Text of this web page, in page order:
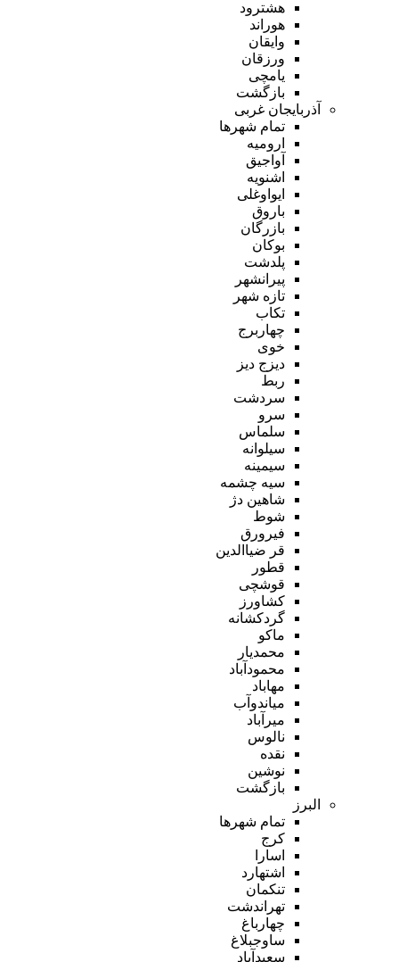
هشترود
هوراند
وایقان
ورزقان
یامچی
بازگشت
آذربایجان غربی
تمام شهر‌ها
ارومیه
آواجیق
اشنویه
ایواوغلی
باروق
بازرگان
بوکان
پلدشت
پیرانشهر
تازه شهر
تکاب
چهاربرج
خوی
دیزج دیز
ربط
سردشت
سرو
سلماس
سیلوانه
سیمینه
سیه چشمه
شاهین دژ
شوط
فیرورق
قر ضیاالدین
قطور
قوشچی
کشاورز
گردکشانه
ماکو
محمدیار
محمودآباد
مهاباد
میاندوآب
میرآباد
نالوس
نقده
نوشین
بازگشت
البرز
تمام شهر‌ها
کرج
اسارا
اشتهارد
تنکمان
تهراندشت
چهارباغ
ساوجبلاغ
سعیدآباد